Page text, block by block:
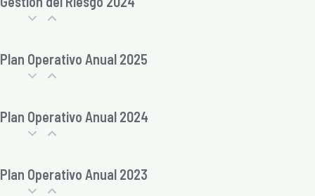
Plan Operativo Anual 2025
Plan Operativo Anual 2024
Plan Operativo Anual 2023